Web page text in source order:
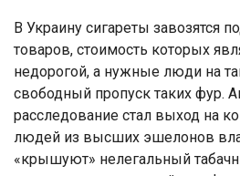
В Украину сигареты завозятся
товаров, стоимость которых
недорогой, а нужные люди на
свободный пропуск таких фур.
расследование стал выход на
людей из высших эшелонов
«крышуют» нелегальный